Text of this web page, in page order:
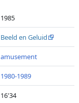
1985
Beeld en Geluid
amusement
1980-1989
16'34